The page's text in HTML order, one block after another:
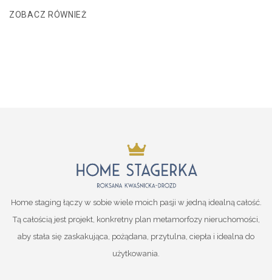
ZOBACZ RÓWNIEŻ
Home staging łączy w sobie wiele moich pasji w jedną idealną całość.
Tą całością jest projekt, konkretny plan metamorfozy nieruchomości,
aby stała się zaskakująca, pożądana, przytulna, ciepła i idealna do
użytkowania.